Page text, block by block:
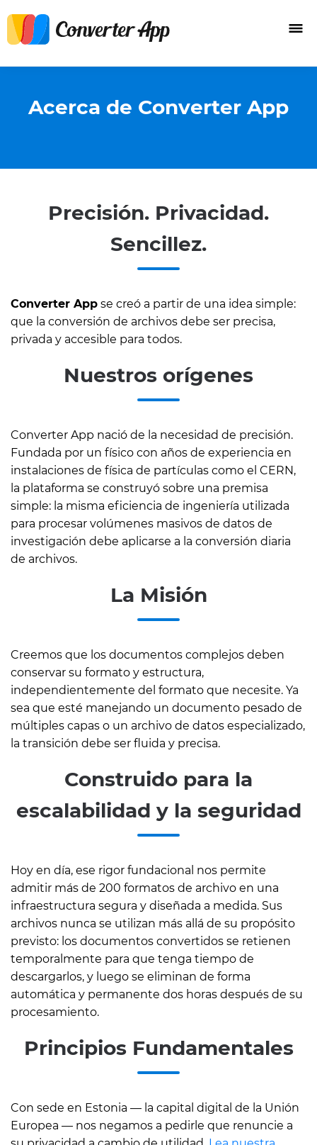
Acerca de Converter App
Precisión. Privacidad.
Sencillez.
Converter App se creó a partir de una idea simple:
que la conversión de archivos debe ser precisa,
privada y accesible para todos.
Nuestros orígenes
Converter App nació de la necesidad de precisión.
Fundada por un físico con años de experiencia en
instalaciones de física de partículas como el CERN,
la plataforma se construyó sobre una premisa
simple: la misma eficiencia de ingeniería utilizada
para procesar volúmenes masivos de datos de
investigación debe aplicarse a la conversión diaria
de archivos.
La Misión
Creemos que los documentos complejos deben
conservar su formato y estructura,
independientemente del formato que necesite. Ya
sea que esté manejando un documento pesado de
múltiples capas o un archivo de datos especializado,
la transición debe ser fluida y precisa.
Construido para la
escalabilidad y la seguridad
Hoy en día, ese rigor fundacional nos permite
admitir más de 200 formatos de archivo en una
infraestructura segura y diseñada a medida. Sus
archivos nunca se utilizan más allá de su propósito
previsto: los documentos convertidos se retienen
temporalmente para que tenga tiempo de
descargarlos, y luego se eliminan de forma
automática y permanente dos horas después de su
procesamiento.
Principios Fundamentales
Con sede en Estonia — la capital digital de la Unión
Europea — nos negamos a pedirle que renuncie a